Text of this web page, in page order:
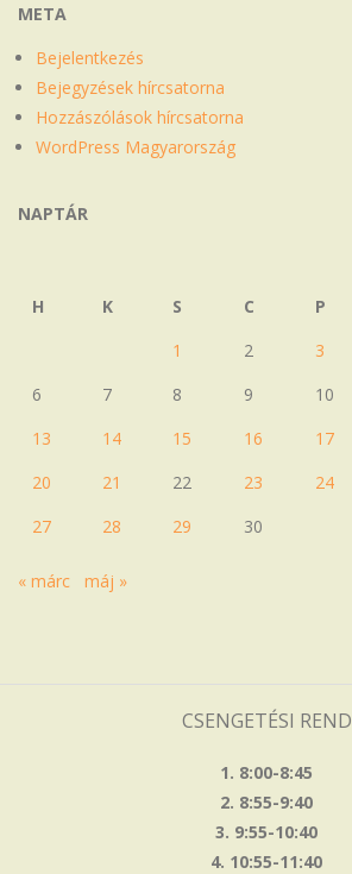
META
Bejelentkezés
Bejegyzések hírcsatorna
Hozzászólások hírcsatorna
WordPress Magyarország
NAPTÁR
H
K S C P
1
2 3
6
7 8 9 10
13
14 15 16 17
20
21 22 23 24
27
28 29 30
« márc máj »
CSENGETÉSI REND
1. 8:00-8:45
2. 8:55-9:40
3. 9:55-10:40
4. 10:55-11:40